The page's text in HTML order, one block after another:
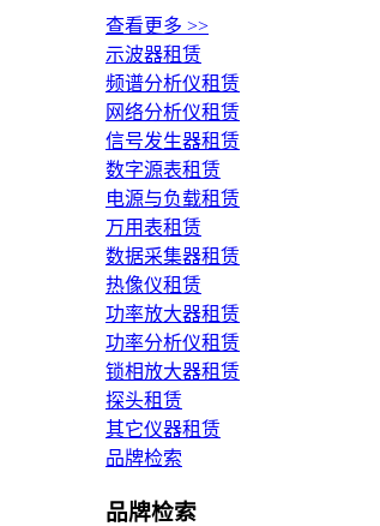
查看更多 >>
示波器租赁
频谱分析仪租赁
网络分析仪租赁
信号发生器租赁
数字源表租赁
电源与负载租赁
万用表租赁
数据采集器租赁
热像仪租赁
功率放大器租赁
功率分析仪租赁
锁相放大器租赁
探头租赁
其它仪器租赁
品牌检索
品牌检索